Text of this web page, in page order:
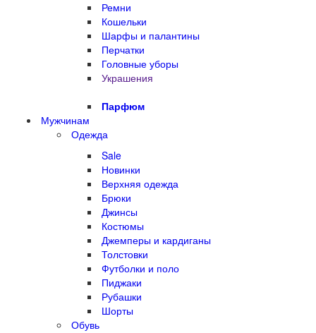
Ремни
Кошельки
Шарфы и палантины
Перчатки
Головные уборы
Украшения
Парфюм
Мужчинам
Одежда
Sale
Новинки
Верхняя одежда
Брюки
Джинсы
Костюмы
Джемперы и кардиганы
Толстовки
Футболки и поло
Пиджаки
Рубашки
Шорты
Обувь